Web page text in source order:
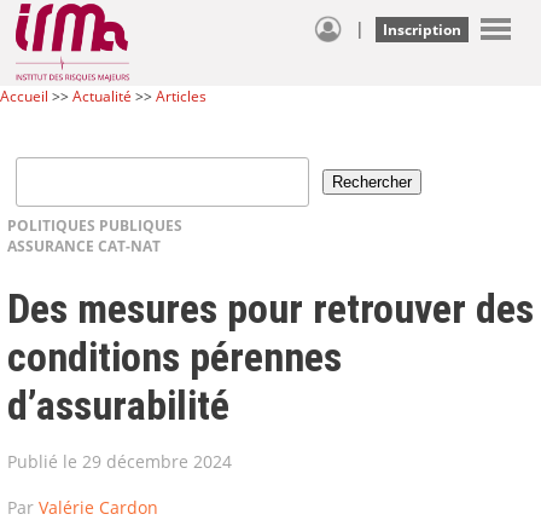
| Inscription
Accueil >>Actualité >>Articles
POLITIQUES PUBLIQUES
ASSURANCE CAT-NAT
Des mesures pour retrouver des
conditions pérennes
d’assurabilité
Publié le 29 décembre 2024
Par Valérie Cardon